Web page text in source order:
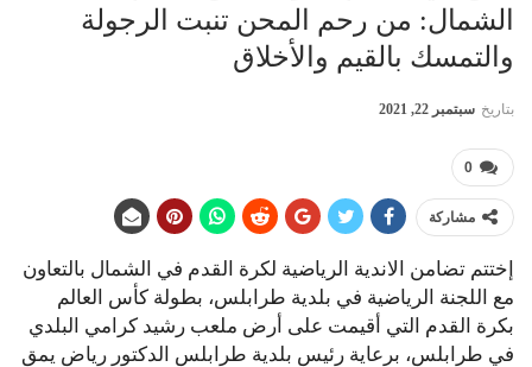
الشمال: من رحم المحن تنبت الرجولة
والتمسك بالقيم والأخلاق
بتاريخ سبتمبر 22, 2021
0
مشاركة
إختتم تضامن الاندية الرياضية لكرة القدم في الشمال بالتعاون
مع اللجنة الرياضية في بلدية طرابلس، بطولة كأس العالم
بكرة القدم التي أقيمت على أرض ملعب رشيد كرامي البلدي
في طرابلس، برعاية رئيس بلدية طرابلس الدكتور رياض يمق